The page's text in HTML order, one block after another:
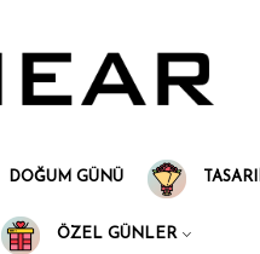
DOĞUM GÜNÜ
ÖZEL GÜNLER